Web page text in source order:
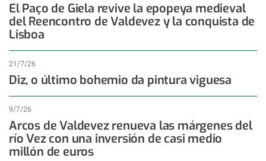
El Paço de Giela revive la epopeya medieval
del Reencontro de Valdevez y la conquista de
Lisboa
21/7/26
Diz, o último bohemio da pintura viguesa
9/7/26
Arcos de Valdevez renueva las márgenes del
río Vez con una inversión de casi medio
millón de euros